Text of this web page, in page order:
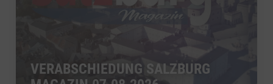
VERABSCHIEDUNG SALZBURG